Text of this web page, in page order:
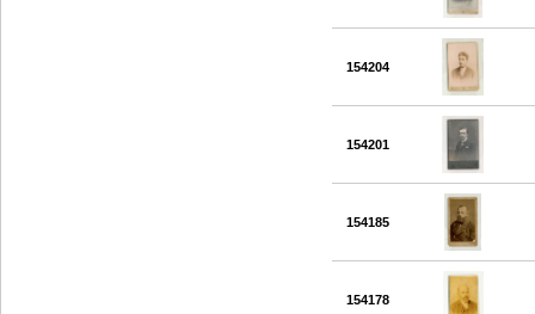
154204
154201
154185
154178